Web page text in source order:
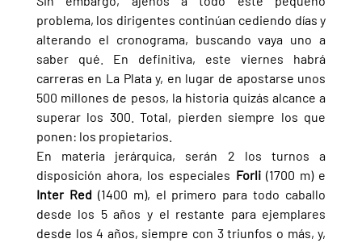
problema, los dirigentes continúan cediendo días y
alterando el cronograma, buscando vaya uno a
saber qué. En definitiva, este viernes habrá
carreras en La Plata y, en lugar de apostarse unos
500 millones de pesos, la historia quizás alcance a
superar los 300. Total, pierden siempre los que
ponen: los propietarios.
En materia jerárquica, serán 2 los turnos a
disposición ahora, los especiales Forli
Inter Red (1400 m), el primero para todo caballo
desde los 5 años y el restante para ejemplares
desde los 4 años, siempre con 3 triunfos o más, y,